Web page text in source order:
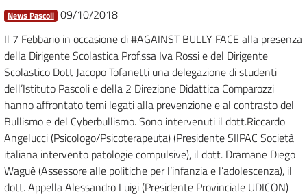
News Pascoli 09/10/2018
Il 7 Febbario in occasione di #AGAINST BULLY FACE alla presenza
della Dirigente Scolastica Prof.ssa Iva Rossi e del Dirigente
Scolastico Dott Jacopo Tofanetti una delegazione di studenti
dell’Istituto Pascoli e della 2 Direzione Didattica Comparozzi
hanno affrontato temi legati alla prevenzione e al contrasto del
Bullismo e del Cyberbullismo. Sono intervenuti il dott.Riccardo
Angelucci (Psicologo/Psicoterapeuta) (Presidente SIIPAC Società
italiana intervento patologie compulsive), il dott. Dramane Diego
Waguè (Assessore alle politiche per l’infanzia e l’adolescenza), il
dott. Appella Alessandro Luigi (Presidente Provinciale UDICON)